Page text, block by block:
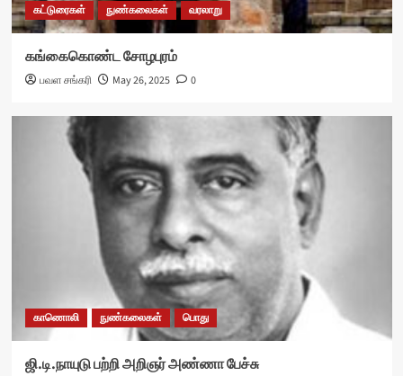
கட்டுரைகள் நுண்கலைகள் வரலாறு
கங்கைகொண்ட சோழபுரம்
பவள சங்கரி May 26, 2025 0
காணொலி நுண்கலைகள் பொது
ஜி.டி.நாயுடு பற்றி அறிஞர் அண்ணா பேச்சு